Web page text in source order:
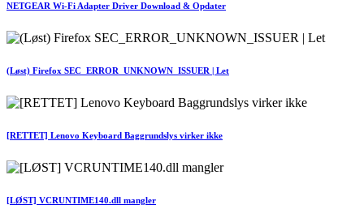
NETGEAR Wi-Fi Adapter Driver Download & Opdater
(Løst) Firefox SEC_ERROR_UNKNOWN_ISSUER | Let
[RETTET] Lenovo Keyboard Baggrundslys virker ikke
[LØST] VCRUNTIME140.dll mangler